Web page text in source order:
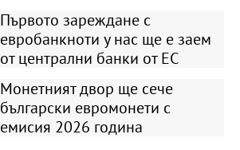
Първото зареждане с
евробанкноти у нас ще е заем
от централни банки от ЕС
Монетният двор ще сече
български евромонети с
емисия 2026 година